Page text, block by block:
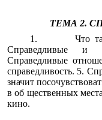
ТЕМА 2.
1. Что такое
Справедливые и
Справедливые
справедливость. 5.
значит
в об щественных
кино.